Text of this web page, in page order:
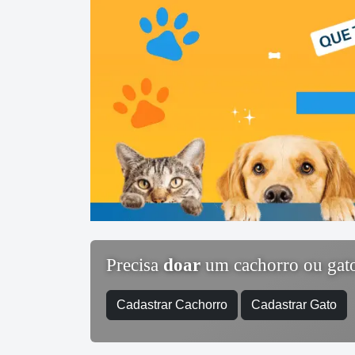
Precisa doar um cachorro ou
Cadastrar Cachorro Cadastrar Gato